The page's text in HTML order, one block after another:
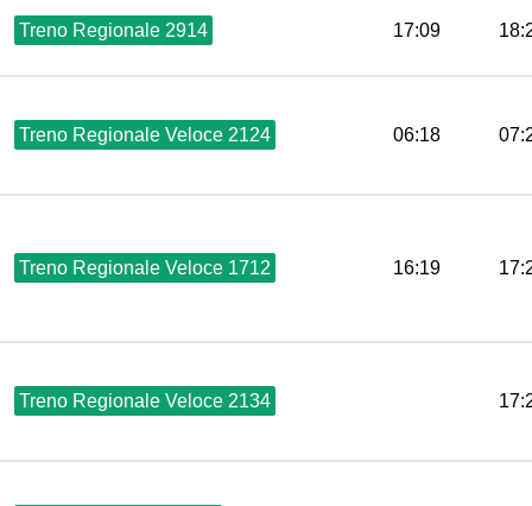
Treno Regionale 2914 17:09
Treno Regionale Veloce 2124 06:18
Treno Regionale Veloce 1712 16:19
Treno Regionale Veloce 2134